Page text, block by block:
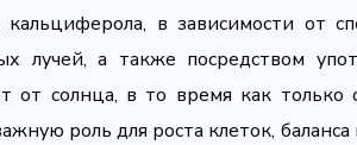
в зависимости от
лучей, а также посредством
солнца, в то время как только
роль для роста клеток, баланса